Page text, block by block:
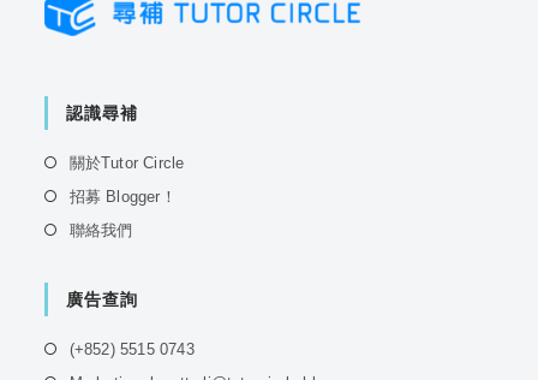
認識尋補
關於Tutor CircleOpens
招募 Blogger！
聯絡我們
new
廣告查詢
(+852) 5515 0743Opens